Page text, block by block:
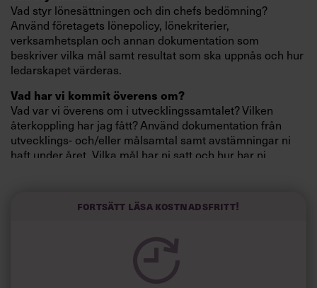
Vad styr lönesättningen och din chefs bedömning?
Använd företagets lönepolicy, lönekriterier,
verksamhetsplan och annan dokumentation som
beskriver vilka mål samt resultat som ska uppnås och hur
ledarskapet värderas.
Vad har vi kommit överens om?
Vad var vi överens om i utvecklingssamtalet? Vilken
återkoppling har jag fått? Använd dokumentation från
utvecklings- och/eller målsamtal samt avstämningar ni
haft under året. Vilka mål har ni satt och hur har ni
högre lön”
Fortsätt läsa kostnadsfritt!